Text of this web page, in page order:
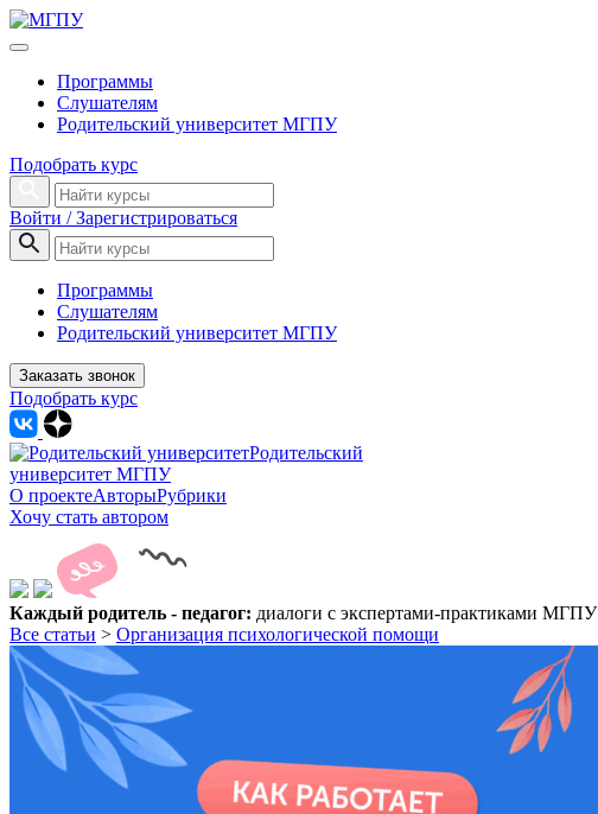
Программы
Слушателям
Родительский университет МГПУ
Подобрать курс
Войти / Зарегистрироваться
Программы
Слушателям
Родительский университет МГПУ
Заказать звонок
Подобрать курс
Родительский
университет МГПУ
О проектеАвторыРубрики
Хочу стать автором
Каждый родитель - педагог: диалоги с экспертами-практиками МГПУ
Все статьи > Организация психологической помощи